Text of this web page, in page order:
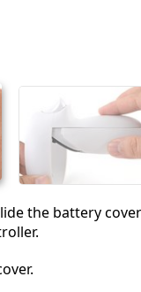
the battery